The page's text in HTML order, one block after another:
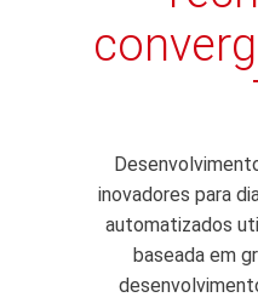
inovadores para
automatizados
baseada em